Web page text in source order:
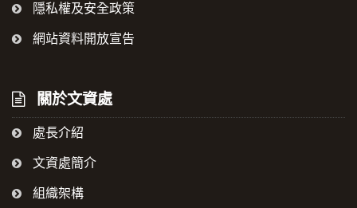
隱私權及安全政策
網站資料開放宣告
關於文資處
處長介紹
文資處簡介
組織架構